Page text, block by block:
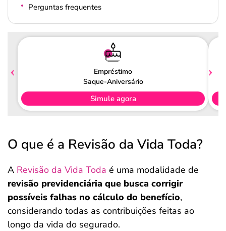
Perguntas frequentes
Empréstimo
Saque-Aniversário
Simule agora
O que é a Revisão da Vida Toda?
A Revisão da Vida Toda é uma modalidade de
revisão previdenciária que busca corrigir
possíveis falhas no cálculo do benefício,
considerando todas as contribuições feitas ao
longo da vida do segurado.